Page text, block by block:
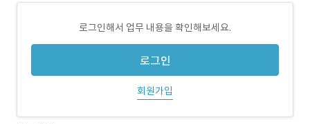
로그인해서 업무 내용을 확인해보세요.
로그인
회원가입